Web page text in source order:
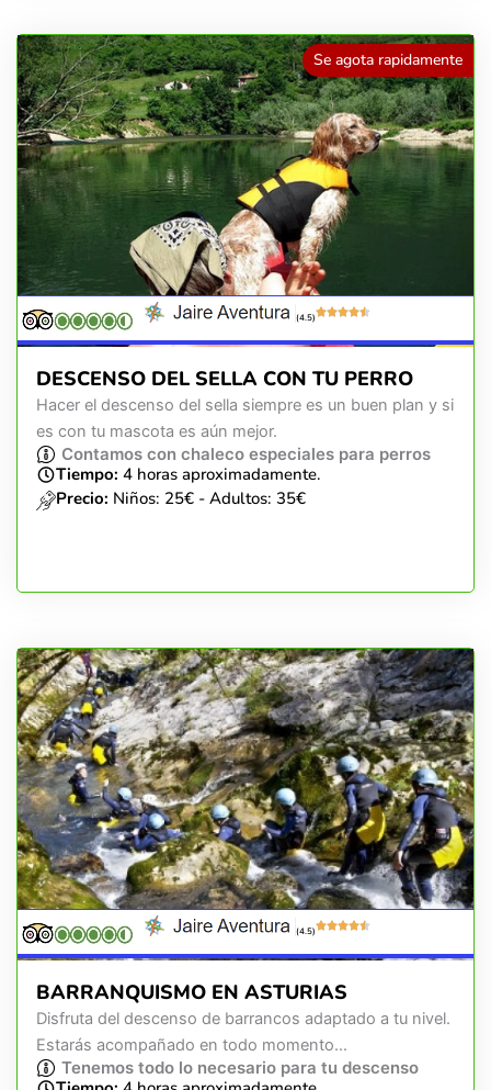
Se agota rapidamente
(4.5)
DESCENSO DEL SELLA CON TU PERRO
Hacer el descenso del sella siempre es un buen plan y si
es con tu mascota es aún mejor.
Contamos con chaleco especiales para perros
Tiempo: 4 horas aproximadamente.
Precio: Niños: 25€ - Adultos: 35€
(4.5)
BARRANQUISMO EN ASTURIAS
Disfruta del descenso de barrancos adaptado a tu nivel.
Estarás acompañado en todo momento...
Tenemos todo lo necesario para tu descenso